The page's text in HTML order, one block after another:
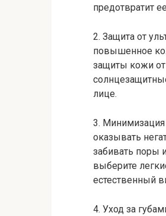
предотвратит
2. Защита от
повышенное
защиты кожи от
лице.
3.
оказывать
забивать поры
выберите
естественный
4. Уход за